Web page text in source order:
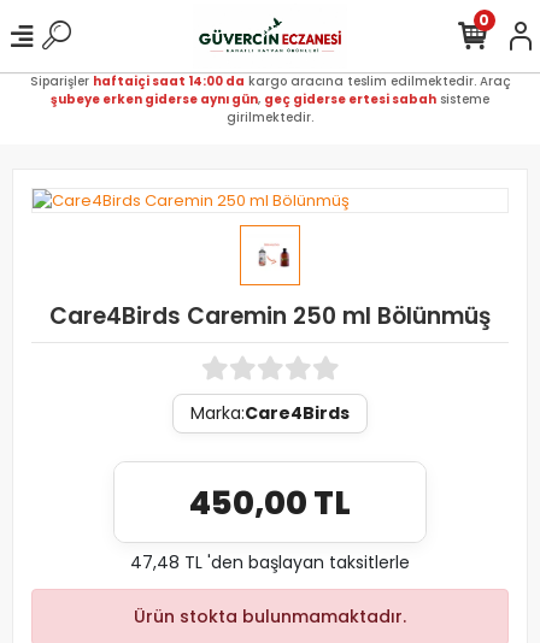
Siparişler haftaiçi saat 14:00 da kargo aracına teslim edilmektedir. Araç
şubeye erken giderse aynı gün, geç giderse ertesi sabah sisteme
girilmektedir.
0
Care4Birds Caremin 250 ml Bölünmüş
Marka:Care4Birds
450,00 TL
47,48 TL 'den başlayan taksitlerle
Ürün stokta bulunmamaktadır.